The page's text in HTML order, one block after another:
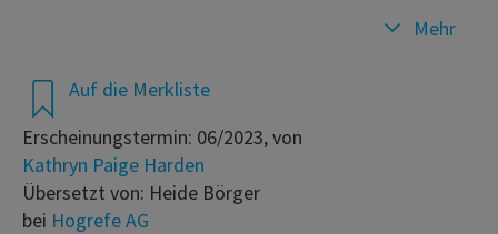
Auf die Merkliste
Erscheinungstermin: 06/2023, von
Kathryn Paige Harden
Übersetzt von: Heide Börger
bei Hogrefe AG
Mehr